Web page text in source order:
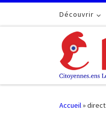
Passer au contenuDécouvrir
Accueil »direct